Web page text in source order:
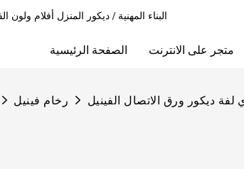
البناء المهنية / ديكور المنزل أفلام ولون
الصفحة الرئيسية متجر على الانترنت
رخام فينيل لفة ديكور ورق الاتصال الفينيل